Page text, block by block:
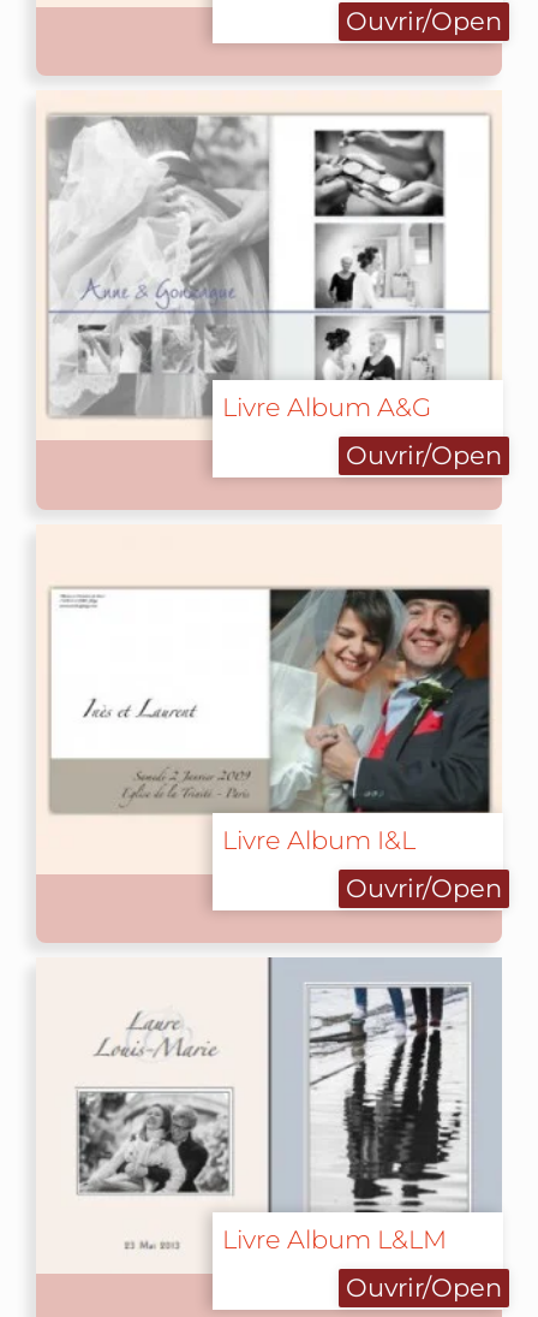
Ouvrir/Open
Livre Album A&G
Ouvrir/Open
Livre Album I&L
Ouvrir/Open
Livre Album L&LM
Ouvrir/Open